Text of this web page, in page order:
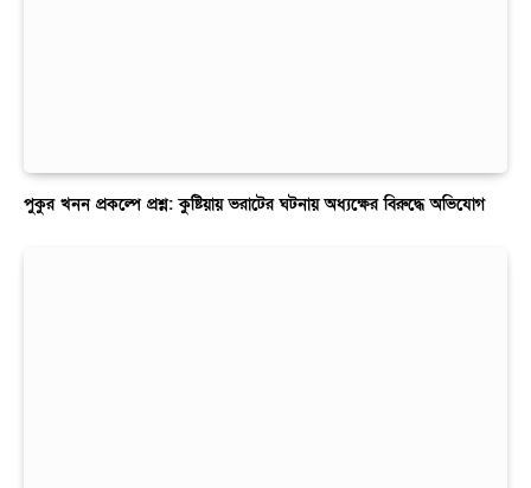
পুকুর খনন প্রকল্পে প্রশ্ন: কুষ্টিয়ায় ভরাটের ঘটনায় অধ্যক্ষের বিরুদ্ধে অভিযোগ